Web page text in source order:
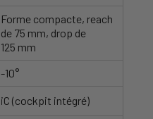
Forme compacte, reach
de 75 mm, drop de
125 mm
-10°
iC (cockpit intégré)